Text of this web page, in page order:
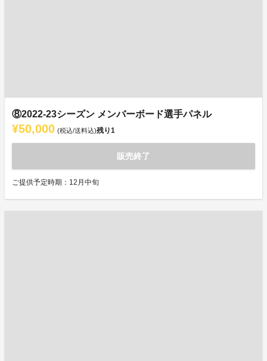
⑧2022-23シーズン メンバーボード選手パネル
¥50,000 (税込/送料込)残り1
販売終了
ご提供予定時期：12月中旬